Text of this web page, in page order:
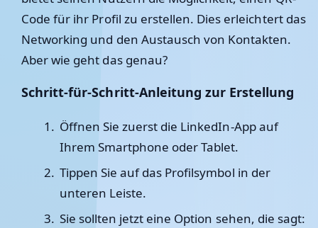
Code für ihr Profil zu erstellen. Dies erleichtert das
Networking und den Austausch von Kontakten.
Aber wie geht das genau?
Schritt-für-Schritt-Anleitung zur Erstellung
Öffnen Sie zuerst die LinkedIn-App auf
Ihrem Smartphone oder Tablet.
Tippen Sie auf das Profilsymbol in der
unteren Leiste.
Sie sollten jetzt eine Option sehen, die sagt: